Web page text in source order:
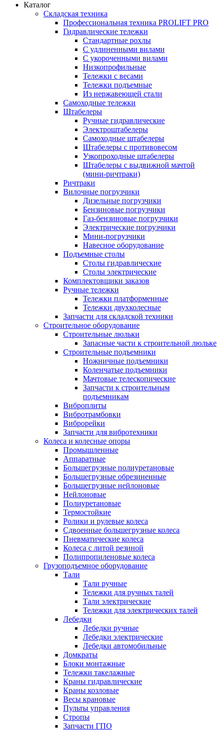
Каталог
Складская техника
Профессиональная техника PROLIFT PRO
Гидравлические тележки
Стандартные рохлы
С удлиненными вилами
С укороченными вилами
Низкопрофильные
Тележки с весами
Тележки подъемные
Из нержавеющей стали
Самоходные тележки
Штабелеры
Ручные гидравлические
Электроштабелеры
Самоходные штабелеры
Штабелеры с противовесом
Узкопроходные штабелеры
Штабелеры с выдвижной мачтой
(мини-ричтраки)
Ричтраки
Вилочные погрузчики
Дизельные погрузчики
Бензиновые погрузчики
Газ-бензиновые погрузчики
Электрические погрузчики
Мини-погрузчики
Навесное оборудование
Подъемные столы
Столы гидравлические
Столы электрические
Комплектовщики заказов
Ручные тележки
Тележки платформенные
Тележки двухколесные
Запчасти для складской техники
Строительное оборудование
Строительные люльки
Запасные части к строительной люльке
Строительные подъемники
Ножничные подъемники
Коленчатые подъемники
Мачтовые телескопические
Запчасти к строительным
подъемникам
Виброплиты
Вибротрамбовки
Виброрейки
Запчасти для вибротехники
Колеса и колесные опоры
Промышленные
Аппаратные
Большегрузные полиуретановые
Большегрузные обрезиненные
Большегрузные нейлоновые
Нейлоновые
Полиуретановые
Термостойкие
Ролики и рулевые колеса
Сдвоенные большегрузные колеса
Пневматические колеса
Колеса с литой резиной
Полипропиленовые колеса
Грузоподъемное оборудование
Тали
Тали ручные
Тележки для ручных талей
Тали электрические
Тележки для электрических талей
Лебедки
Лебедки ручные
Лебедки электрические
Лебедки автомобильные
Домкраты
Блоки монтажные
Тележки такелажные
Краны гидравлические
Краны козловые
Весы крановые
Пульты управления
Стропы
Запчасти ГПО